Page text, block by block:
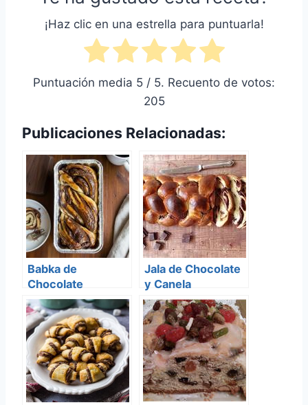
¡Haz clic en una estrella para puntuarla!
Puntuación media 5 / 5. Recuento de votos:
205
Publicaciones Relacionadas:
Babka de
Chocolate
Jala de Chocolate
y Canela
(Babkallah)